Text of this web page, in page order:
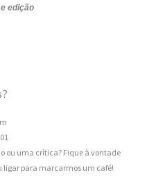
edição
ou uma crítica? Fique à vontade
ligar para marcarmos um café!